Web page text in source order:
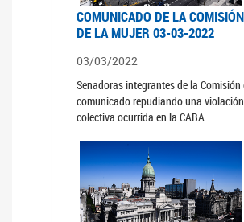
COMUNICADO DE LA
DE LA MUJER 03-03-2022
03/03/2022
Senadoras integrantes de la Comisión
comunicado repudiando una violación
colectiva ocurrida en la CABA